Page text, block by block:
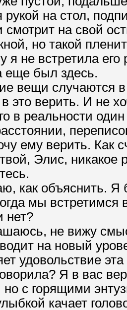
рукой на стол,
смотрит на свой
но такой
я не встретила
еще был здесь.
вещи случаются
это верить. И не
в реальности
ему верить. Как
Элис, никакое
как объяснить. Я
мы
нет?
не вижу
на новый
удовольствие
Я в вас
с горящими
качает